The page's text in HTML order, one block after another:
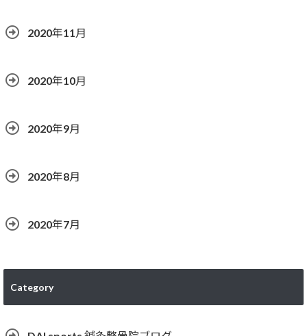
2020年11月
2020年10月
2020年9月
2020年8月
2020年7月
Category